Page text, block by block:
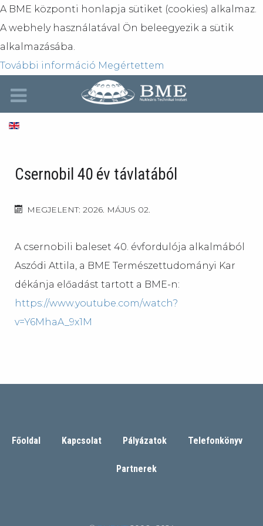
A BME központi honlapja sütiket (cookies) alkalmaz.
A webhely használatával Ön beleegyezik a sütik
alkalmazásába.
További információ Megértettem
Csernobil 40 év távlatából
MEGJELENT: 2026. MÁJUS 02.
A csernobili baleset 40. évfordulója alkalmából
Aszódi Attila, a BME Természettudományi Kar
dékánja előadást tartott a BME-n:
https://www.youtube.com/watch?
v=Y6MhaA_9x1M
Főoldal Kapcsolat Pályázatok Telefonkönyv
Partnerek